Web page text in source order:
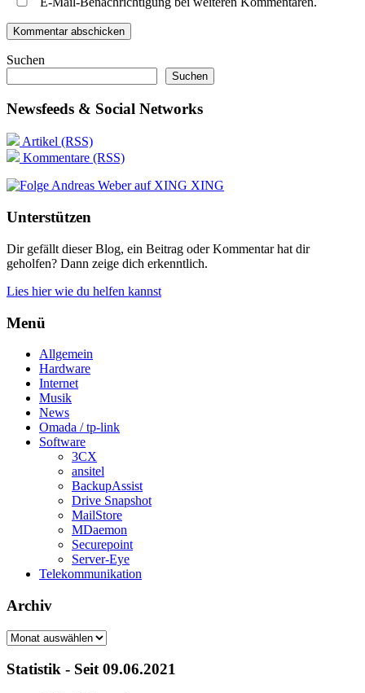
Suchen
Suchen
Newsfeeds & Social Networks
Artikel (RSS)
Kommentare (RSS)
XING
Unterstützen
Dir gefällt dieser Blog, ein Beitrag oder Kommentar hat dir
geholfen? Dann zeige dich erkenntlich.
Lies hier wie du helfen kannst
Menü
Allgemein
Hardware
Internet
Musik
News
Omada / tp-link
Software
3CX
ansitel
BackupAssist
Drive Snapshot
MailStore
MDaemon
Securepoint
Server-Eye
Telekommunikation
Archiv
Archiv
Statistik - Seit 09.06.2021